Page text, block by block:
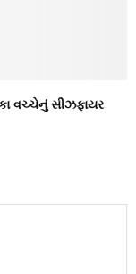
વચ્ચેનું સીઝફાયર